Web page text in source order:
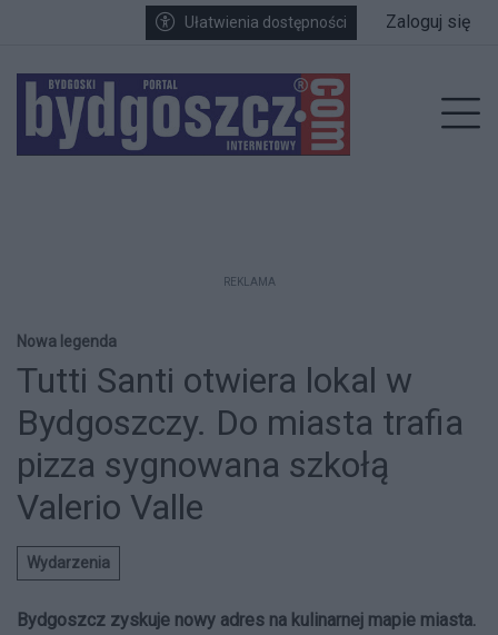
Przejdź do głównych treści
Przejdź do wyszukiwarki
Przejdź do głównego menuUłatwienia dostępności Zaloguj się
REKLAMA
Nowa legenda
Tutti Santi otwiera lokal w
Bydgoszczy. Do miasta trafia
pizza sygnowana szkołą
Valerio Valle
Wydarzenia
Bydgoszcz zyskuje nowy adres na kulinarnej mapie miasta.